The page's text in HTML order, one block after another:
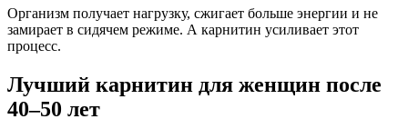
Организм получает нагрузку, сжигает больше энергии и не
замирает в сидячем режиме. А карнитин усиливает этот
процесс.
Лучший карнитин для женщин после
40–50 лет